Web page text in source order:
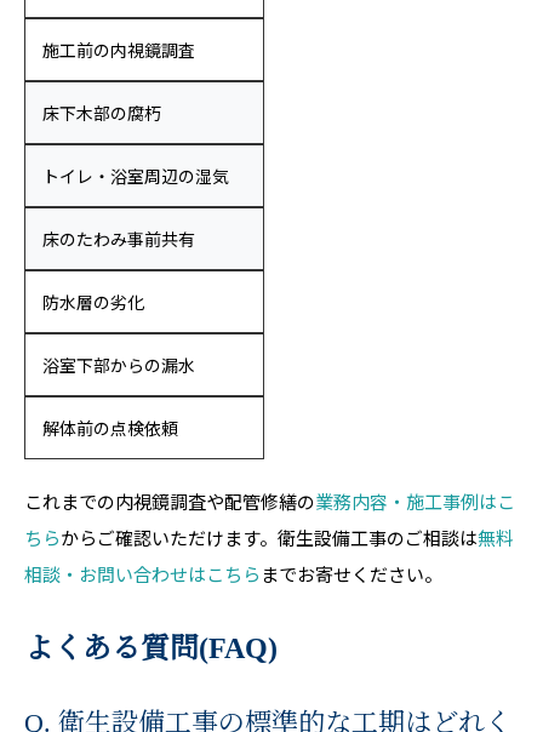
施工前の内視鏡調査
床下木部の腐朽
トイレ・浴室周辺の湿気
床のたわみ事前共有
防水層の劣化
浴室下部からの漏水
解体前の点検依頼
これまでの内視鏡調査や配管修繕の業務内容・施工事例はこ
ちらからご確認いただけます。衛生設備工事のご相談は無料
相談・お問い合わせはこちら までお寄せください。
よくある質問(FAQ)
Q. 衛生設備工事の標準的な工期はどれく